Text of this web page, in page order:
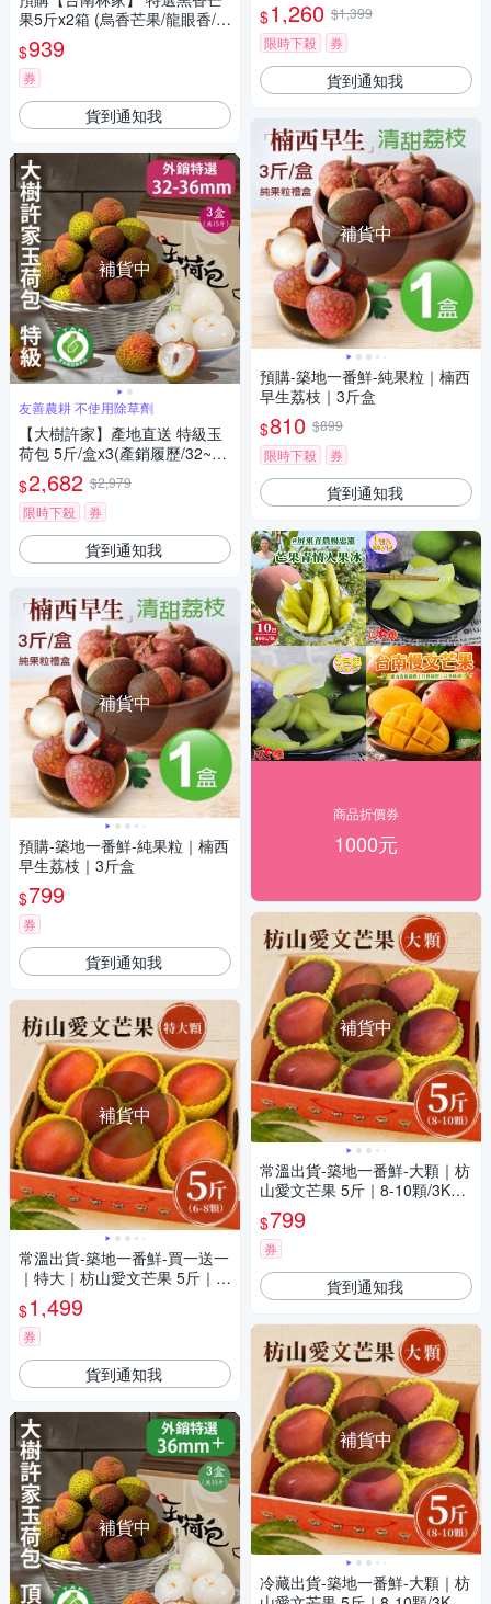
果5斤x2箱 (烏香芒果/龍眼香/夏
季限定)
$939
券
貨到通知我
補貨中
友善農耕 不使用除草劑
【大樹許家】產地直送 特級玉
荷包 5斤/盒x3(產銷履歷/32~36
mm/顆/禮盒)
$2,682 $2,979
限時下殺
券
貨到通知我
補貨中
預購-築地一番鮮-純果粒｜楠西
早生荔枝｜3斤盒
$799
券
貨到通知我
補貨中
常溫出貨-築地一番鮮-買一送一
｜特大｜枋山愛文芒果 5斤｜6-
8顆盒
$1,499
券
貨到通知我
補貨中
$1,260 $1,399
限時下殺
券
貨到通知我
補貨中
預購-築地一番鮮-純果粒｜楠西
早生荔枝｜3斤盒
$810 $899
限時下殺
券
貨到通知我
商品折價券
1000元
補貨中
常溫出貨-築地一番鮮-大顆｜枋
山愛文芒果 5斤｜8-10顆/3KG/
盒
$799
券
貨到通知我
補貨中
冷藏出貨-築地一番鮮-大顆｜枋